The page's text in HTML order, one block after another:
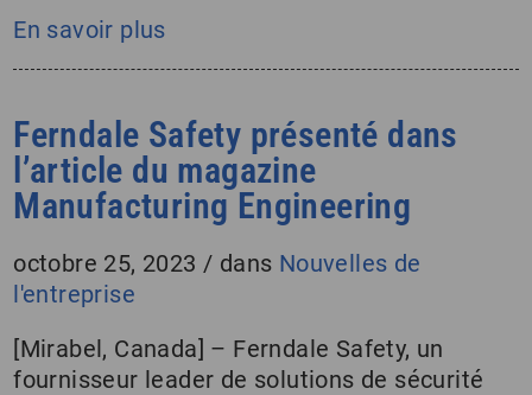
En savoir plus
Ferndale Safety présenté dans
l’article du magazine
Manufacturing Engineering
octobre 25, 2023 / dans Nouvelles de
l'entreprise
[Mirabel, Canada] – Ferndale Safety, un
fournisseur leader de solutions de sécurité